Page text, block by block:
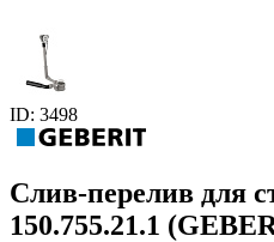
ID: 3498
Слив-перелив для
150.755.21.1